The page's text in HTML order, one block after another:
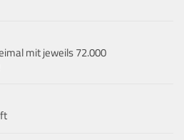
mit jeweils 72.000